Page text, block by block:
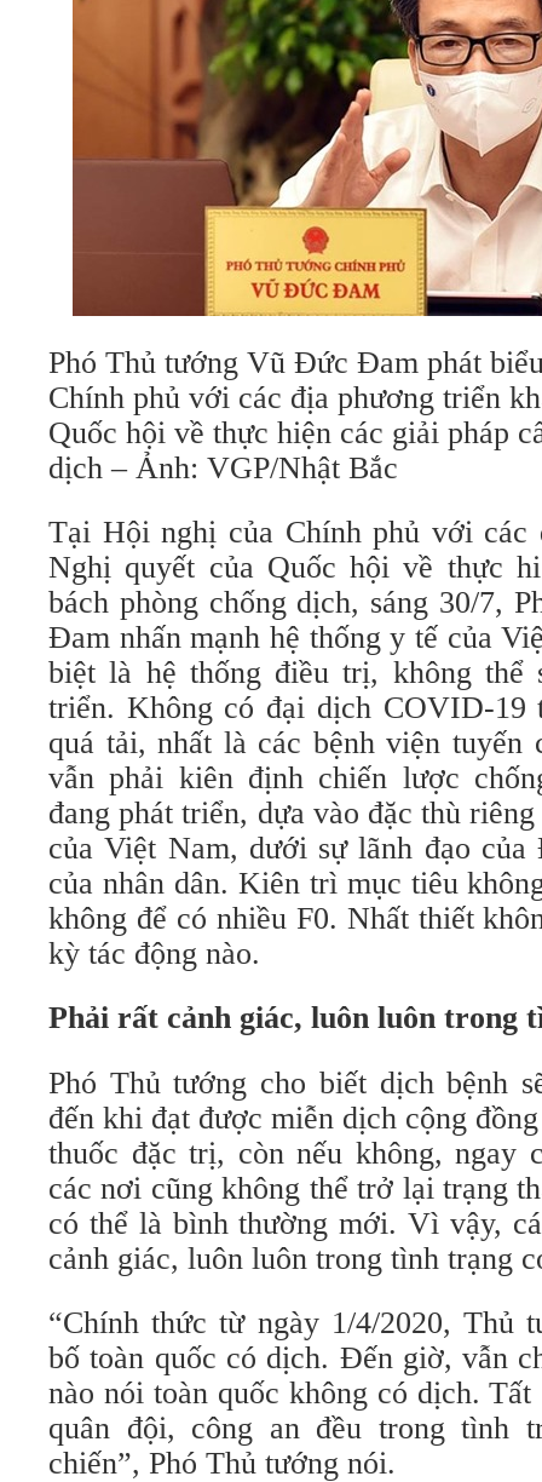
Phó Thủ tướng Vũ Đức Đam phát
Chính phủ với các địa phương triển
Quốc hội về thực hiện các giải pháp
dịch – Ảnh: VGP/Nhật Bắc
Tại Hội nghị của Chính phủ với các
Nghị quyết của Quốc hội về thực
bách phòng chống dịch, sáng 30/7,
Đam nhấn mạnh hệ thống y tế của
biệt là hệ thống điều trị, không thể
triển. Không có đại dịch COVID-19
quá tải, nhất là các bệnh viện
vẫn phải kiên định chiến lược
đang phát triển, dựa vào đặc thù
của Việt Nam, dưới sự lãnh đạo
của nhân dân. Kiên trì mục tiêu
không để có nhiều F0. Nhất thiết
kỳ tác động nào.
Phải rất cảnh giác, luôn luôn trong
Phó Thủ tướng cho biết dịch bệnh
đến khi đạt được miễn dịch cộng
thuốc đặc trị, còn nếu không, ngay
các nơi cũng không thể trở lại trạng
có thể là bình thường mới. Vì vậy,
cảnh giác, luôn luôn trong tình trạng
“Chính thức từ ngày 1/4/2020, Thủ
bố toàn quốc có dịch. Đến giờ, vẫn
nào nói toàn quốc không có dịch.
quân đội, công an đều trong tình
chiến”, Phó Thủ tướng nói.